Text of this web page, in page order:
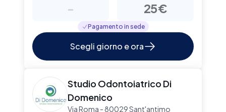
- 25€
Pagamento in sede
Scegli giorno e ora
Studio Odontoiatrico Di
Domenico
Via Roma - 80029 Sant'antimo